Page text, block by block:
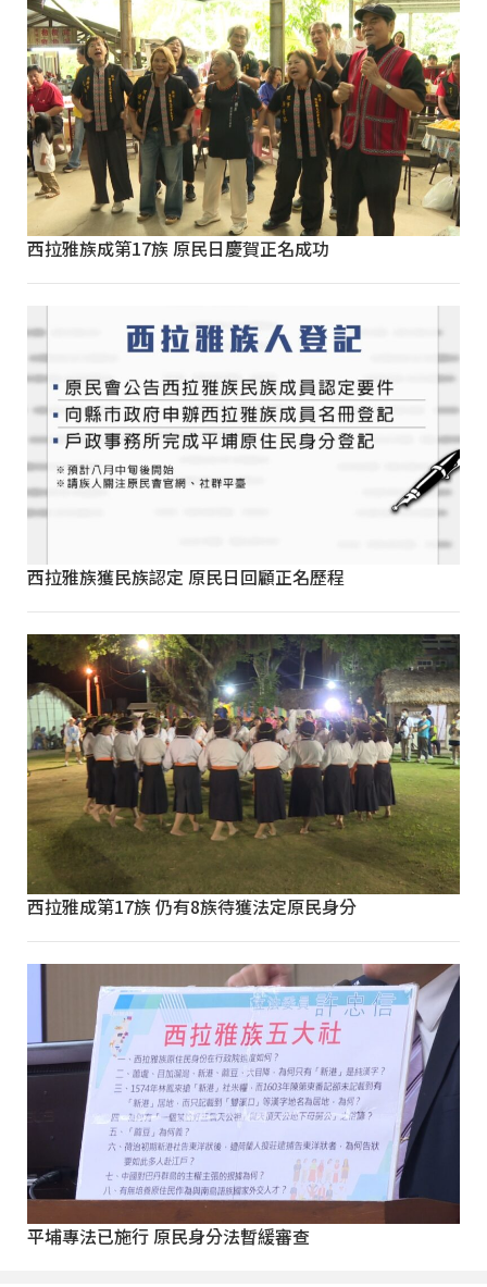
西拉雅族成第17族 原民日慶賀正名成功
西拉雅族獲民族認定 原民日回顧正名歷程
西拉雅成第17族 仍有8族待獲法定原民身分
平埔專法已施行 原民身分法暫緩審查